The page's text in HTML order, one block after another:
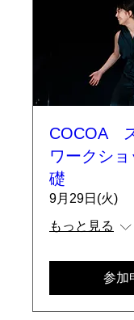
COCOA
ワークシ
礎
9月29日(火)
もっと見る
参加